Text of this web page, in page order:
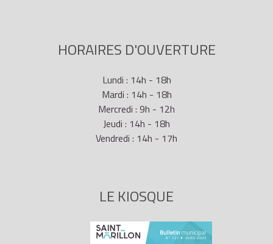
HORAIRES D'OUVERTURE
Lundi : 14h - 18h
Mardi : 14h - 18h
Mercredi : 9h - 12h
Jeudi : 14h - 18h
Vendredi : 14h - 17h
LE KIOSQUE